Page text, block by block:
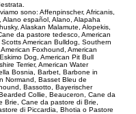
sono: Affenpinscher, Africanis,
Alano español, Alano, Alapaha
Alaskan Malamute, Alopekis,
da pastore tedesco, American
American Bulldog, Southern
Foxhound, American
Dog, American Pit Bull
Terrier, American Water
Bosnia, Barbet, Barbone in
Normand, Basset Bleu de
Bassotto, Bayerischer
Collie, Beauceron, Cane da
Brie, Cane da pastore di Brie,
di Piccardia, Bhotia o Pastore